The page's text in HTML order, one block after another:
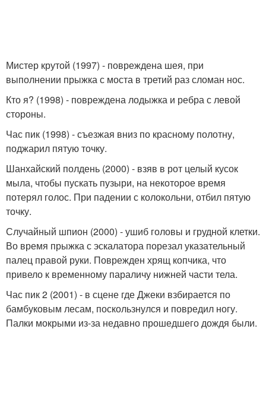
Мистер крутой (1997) - повреждена шея, при
выполнении прыжка с моста в третий раз сломан нос.
Кто я? (1998) - повреждена лодыжка и ребра с левой
стороны.
Час пик (1998) - съезжая вниз по красному полотну,
поджарил пятую точку.
Шанхайский полдень (2000) - взяв в рот целый кусок
мыла, чтобы пускать пузыри, на некоторое время
потерял голос. При падении с колокольни, отбил пятую
точку.
Случайный шпион (2000) - ушиб головы и грудной клетки.
Во время прыжка с эскалатора порезал указательный
палец правой руки. Поврежден хрящ копчика, что
привело к временному параличу нижней части тела.
Час пик 2 (2001) - в сцене где Джеки взбирается по
бамбуковым лесам, поскользнулся и повредил ногу.
Палки мокрыми из-за недавно прошедшего дождя были.